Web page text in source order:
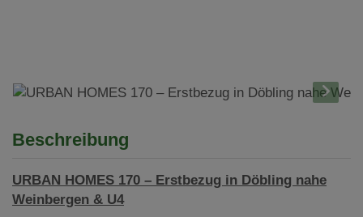
Beschreibung
URBAN HOMES 170 – Erstbezug in Döbling nahe
Weinbergen & U4